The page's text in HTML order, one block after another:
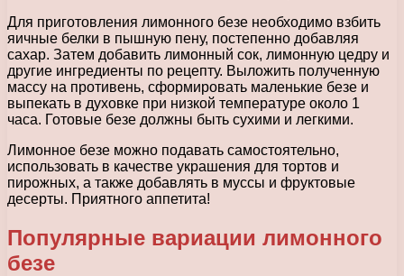
Для приготовления лимонного безе необходимо взбить
яичные белки в пышную пену, постепенно добавляя
сахар. Затем добавить лимонный сок, лимонную цедру и
другие ингредиенты по рецепту. Выложить полученную
массу на противень, сформировать маленькие безе и
выпекать в духовке при низкой температуре около 1
часа. Готовые безе должны быть сухими и легкими.
Лимонное безе можно подавать самостоятельно,
использовать в качестве украшения для тортов и
пирожных, а также добавлять в муссы и фруктовые
десерты. Приятного аппетита!
Популярные вариации лимонного
безе